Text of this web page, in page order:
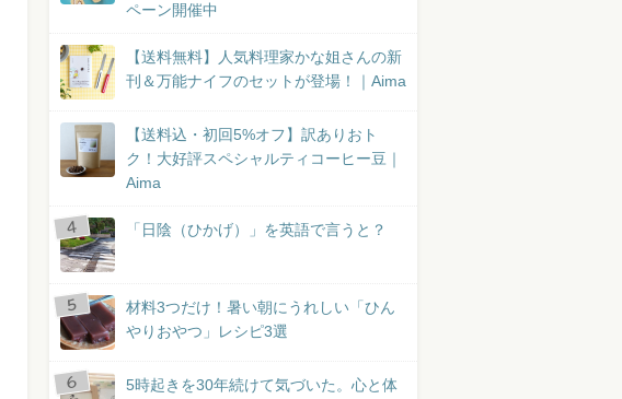
ペーン開催中
【送料無料】人気料理家かな姐さんの新
刊＆万能ナイフのセットが登場！｜Aima
【送料込・初回5%オフ】訳ありおト
ク！大好評スペシャルティコーヒー豆｜
Aima
「日陰（ひかげ）」を英語で言うと？
材料3つだけ！暑い朝にうれしい「ひん
やりおやつ」レシピ3選
5時起きを30年続けて気づいた。心と体